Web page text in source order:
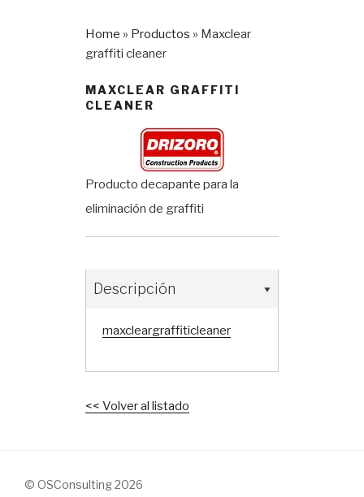
Home » Productos » Maxclear
graffiti cleaner
MAXCLEAR GRAFFITI
CLEANER
Producto decapante para la
eliminación de graffiti
Descripción
maxcleargraffiticleaner
<< Volver al listado
© OSConsulting 2026